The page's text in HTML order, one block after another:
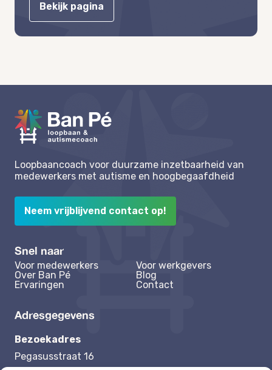
Bekijk pagina
Loopbaancoach voor duurzame inzetbaarheid van
medewerkers met autisme en hoogbegaafdheid
Neem vrijblijvend contact op!
Snel naar
Voor medewerkers
Voor werkgevers
Over Ban Pé
Blog
Ervaringen
Contact
Adresgegevens
Bezoekadres
Pegasusstraat 16